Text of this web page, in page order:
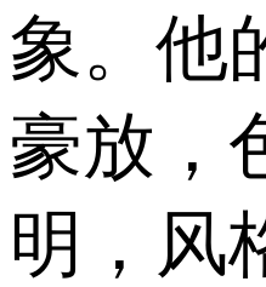
象。他
豪放，
明，风